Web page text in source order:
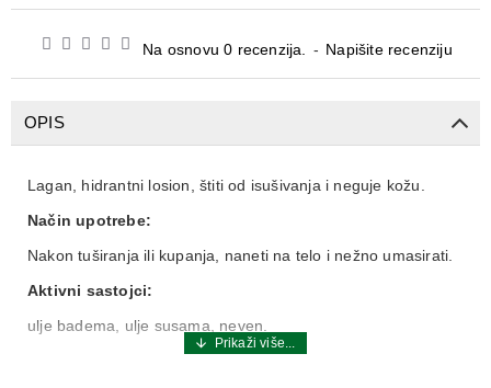
Na osnovu 0 recenzija. - Napišite recenziju
OPIS
Lagan, hidrantni losion, štiti od isušivanja i neguje kožu.
Način upotrebe:
Nakon tuširanja ili kupanja, naneti na telo i nežno umasirati.
Aktivni sastojci:
ulje badema, ulje susama, neven.